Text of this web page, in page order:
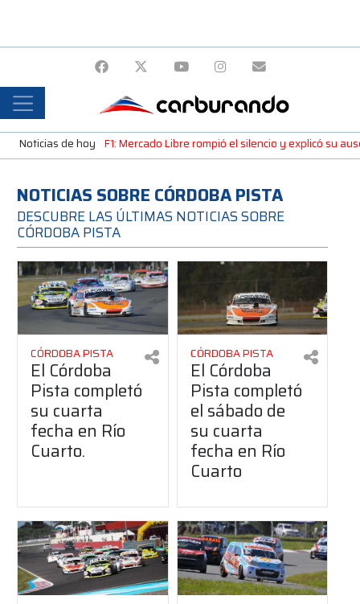
Noticias de hoy F1: Mercado Libre rompió el silencio y explicó su
NOTICIAS SOBRE CÓRDOBA PISTA
DESCUBRE LAS ÚLTIMAS NOTICIAS SOBRE
CÓRDOBA PISTA
CÓRDOBA PISTA
El Córdoba
Pista completó
su cuarta
fecha en Río
Cuarto.
CÓRDOBA PISTA
El Córdoba
Pista completó
el sábado de
su cuarta
fecha en Río
Cuarto